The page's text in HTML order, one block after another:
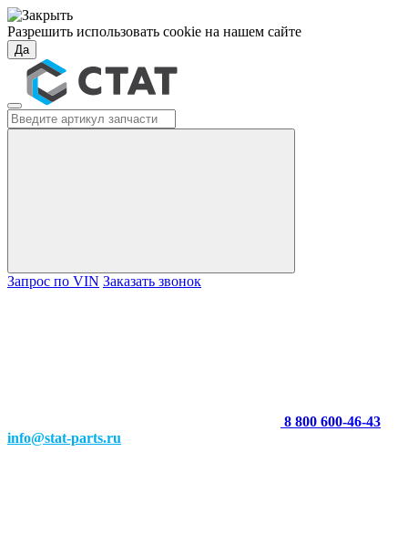
Разрешить использовать cookie на нашем сайте
Да
Запрос по VIN Заказать звонок
8 800 600-46-43
info@stat-parts.ru